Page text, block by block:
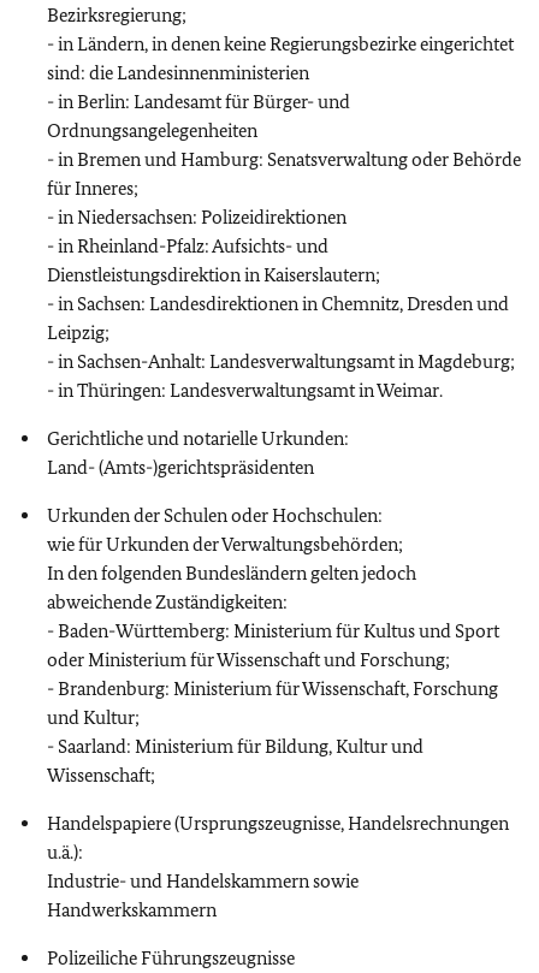
Bezirksregierung;
- in Ländern, in denen keine Regierungsbezirke eingerichtet
sind: die Landesinnenministerien
- in Berlin: Landesamt für Bürger- und
Ordnungsangelegenheiten
- in Bremen und Hamburg: Senatsverwaltung oder Behörde
für Inneres;
- in Niedersachsen: Polizeidirektionen
- in Rheinland-Pfalz: Aufsichts- und
Dienstleistungsdirektion in Kaiserslautern;
- in Sachsen: Landesdirektionen in Chemnitz, Dresden und
Leipzig;
- in Sachsen-Anhalt: Landesverwaltungsamt in Magdeburg;
- in Thüringen: Landesverwaltungsamt in Weimar.
Gerichtliche und notarielle Urkunden:
Land- (Amts-)gerichtspräsidenten
Urkunden der Schulen oder Hochschulen:
wie für Urkunden der Verwaltungsbehörden;
In den folgenden Bundesländern gelten jedoch
abweichende Zuständigkeiten:
- Baden-Württemberg: Ministerium für Kultus und Sport
oder Ministerium für Wissenschaft und Forschung;
- Brandenburg: Ministerium für Wissenschaft, Forschung
und Kultur;
- Saarland: Ministerium für Bildung, Kultur und
Wissenschaft;
Handelspapiere (Ursprungszeugnisse, Handelsrechnungen
u.ä.):
Industrie- und Handelskammern sowie
Handwerkskammern
Polizeiliche Führungszeugnisse